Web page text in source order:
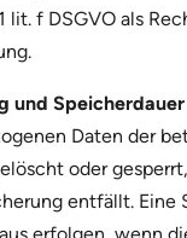
lit. f DSGVO als
und Speicherdauer
Daten der
oder
entfällt. Eine
erfolgen, wenn